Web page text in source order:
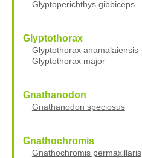
Glyptoperichthys gibbiceps
Glyptothorax
Glyptothorax anamalaiensis
Glyptothorax major
Gnathanodon
Gnathanodon speciosus
Gnathochromis
Gnathochromis permaxillaris